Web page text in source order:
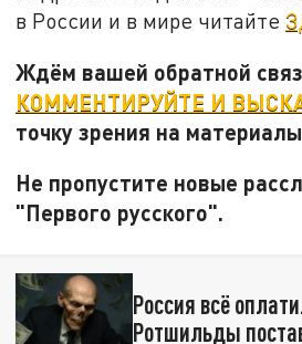
в России и в мире читайте
Ждём вашей обратной
КОММЕНТИРУЙТЕ И
точку зрения на
Не пропустите новые
"Первого русского".
Россия всё
Ротшильды